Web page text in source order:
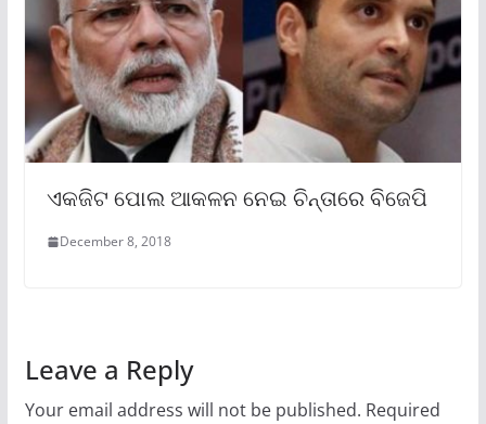
ଏକଜିଟ ପୋଲ ଆକଳନ ନେଇ ଚିନ୍ତାରେ ବିଜେପି
December 8, 2018
Leave a Reply
Your email address will not be published. Required